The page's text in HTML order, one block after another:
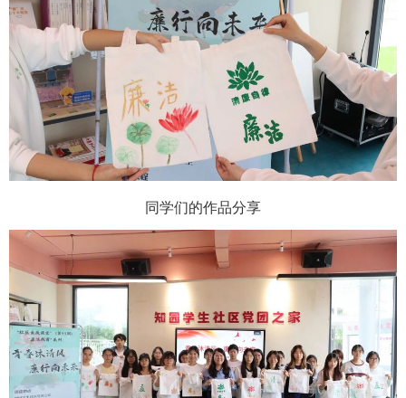
同学们的作品分享